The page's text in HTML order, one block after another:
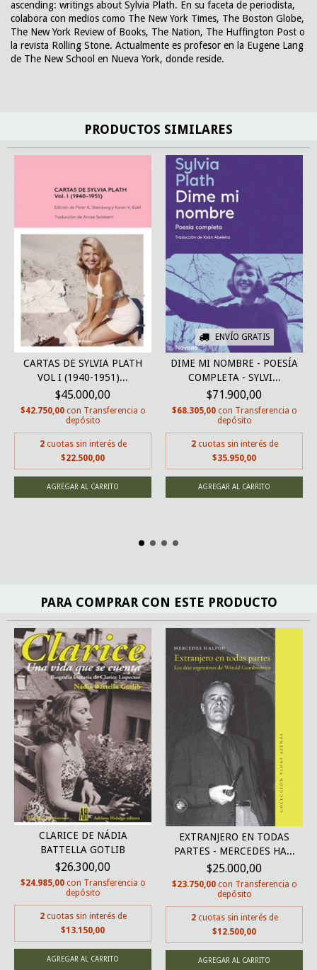
ascending: writings about Sylvia Plath. En su faceta de periodista,
colabora con medios como The New York Times, The Boston Globe,
The New York Review of Books, The Nation, The Huffington Post o
la revista Rolling Stone. Actualmente es profesor en la Eugene Lang
de The New School en Nueva York, donde reside.
PRODUCTOS SIMILARES
CARTAS DE SYLVIA PLATH
VOL I (1940-1951)...
$45.000,00
$42.750,00 con Transferencia o
depósito
2 cuotas sin interés de
$22.500,00
ENVÍO GRATIS
DIME MI NOMBRE - POESÍA
COMPLETA - SYLVI...
$71.900,00
$68.305,00 con Transferencia o
depósito
2 cuotas sin interés de
$35.950,00
PARA COMPRAR CON ESTE PRODUCTO
CLARICE DE NÁDIA
BATTELLA GOTLIB
$26.300,00
$24.985,00 con Transferencia o
depósito
2 cuotas sin interés de
$13.150,00
EXTRANJERO EN TODAS
PARTES - MERCEDES HA...
$25.000,00
$23.750,00 con Transferencia o
depósito
2 cuotas sin interés de
$12.500,00